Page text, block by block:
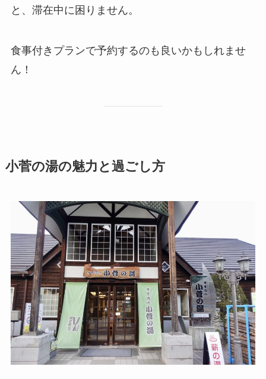
と、滞在中に困りません。
食事付きプランで予約するのも良いかもしれませ
ん！
小菅の湯の魅力と過ごし方